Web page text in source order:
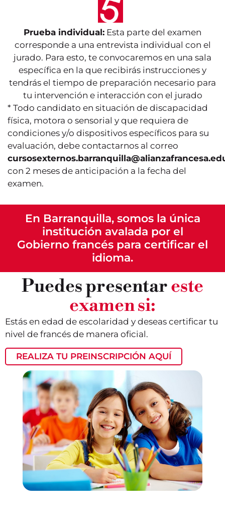
Prueba individual: Esta parte del examen
corresponde a una entrevista individual con el
jurado. Para esto, te convocaremos en una sala
específica en la que recibirás instrucciones y
tendrás el tiempo de preparación necesario para
tu intervención e interacción con el jurado
* Todo candidato en situación de discapacidad
física, motora o sensorial y que requiera de
condiciones y/o dispositivos específicos para su
evaluación, debe contactarnos al correo
con 2 meses de anticipación a la fecha del
examen.
En Barranquilla, somos la única
institución avalada por el
Gobierno francés para certificar el
idioma.
Puedes presentareste
examen si:
Estás en edad de escolaridad y deseas certificar tu
nivel de francés de manera oficial.
REALIZA TU PREINSCRIPCIÓN AQUÍ